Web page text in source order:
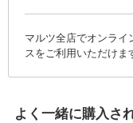
マルツ全店でオンライ
スをご利用いただけま
よく一緒に購入さ